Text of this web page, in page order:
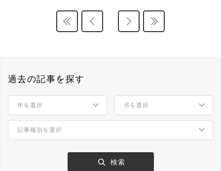
過去の記事を探す